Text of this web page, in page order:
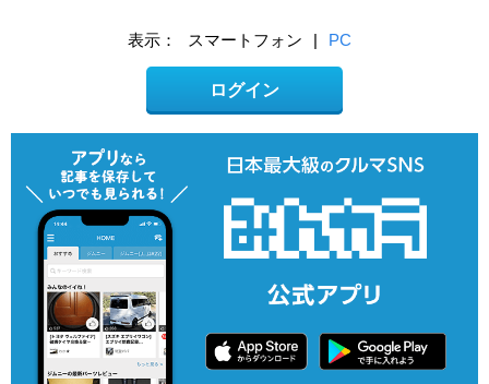
表示： スマートフォン | PC
ログイン